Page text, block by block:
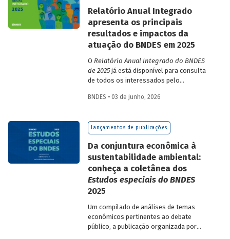
Relatório Anual Integrado
apresenta os principais
resultados e impactos da
atuação do BNDES em 2025
O Relatório Anual Integrado do BNDES
de 2025já está disponível para consulta
de todos os interessados pelo
sua prestação de contas. O documento
principais resultados, os impactos de sua
atuação no ano, e mostra como o BNDES
consistente e sólida, mesmo diante de
cenários desafiadores.
BNDES • 03 de junho, 2026
Lançamentos de publicações
Da conjuntura econômica à
sustentabilidade ambiental:
conheça a coletânea dos
Estudos especiais do BNDES
2025
Um compilado de análises de temas
econômicos pertinentes ao debate
público, a publicação organizada por